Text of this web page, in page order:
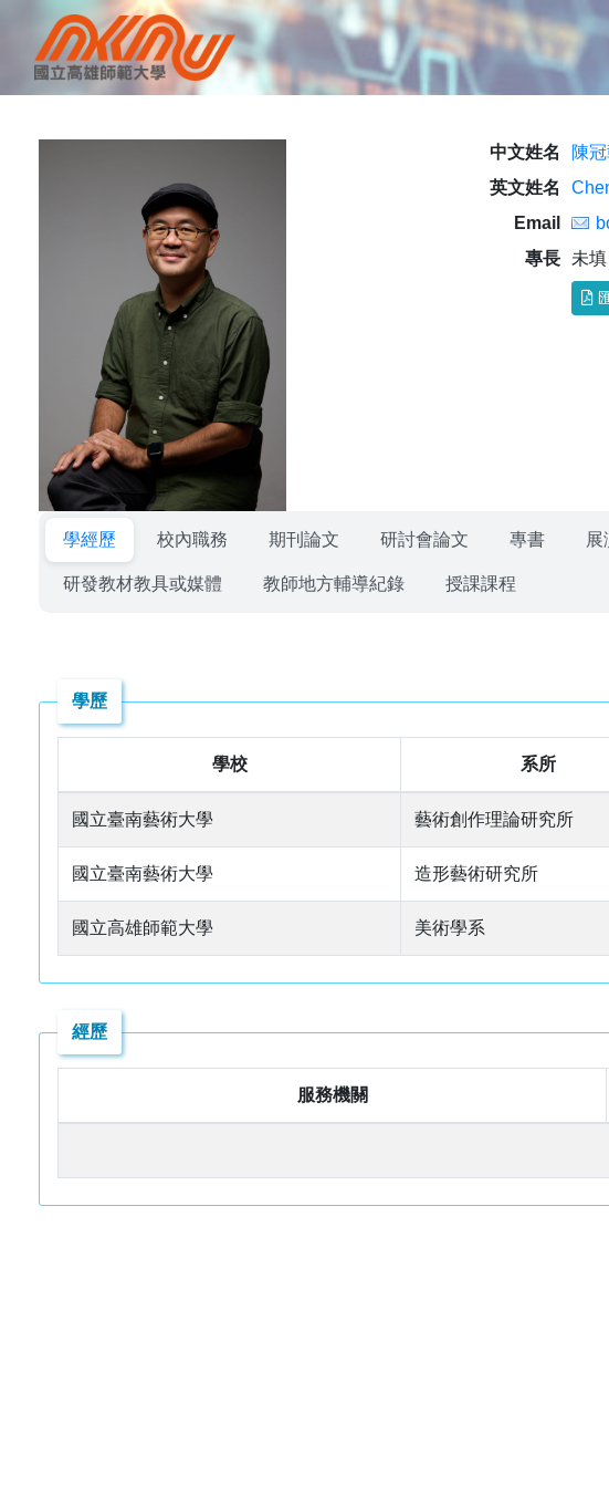
中文姓名
陳
英文姓名
Email
專長
未填
學經歷 校內職務 期刊論文 研討會論文 專書 展
研發教材教具或媒體 教師地方輔導紀錄 授課課程
學歷
學校 系所
國立臺南藝術大學 藝術創作理論研究所
國立臺南藝術大學 造形藝術研究所
國立高雄師範大學 美術學系
經歷
服務機關